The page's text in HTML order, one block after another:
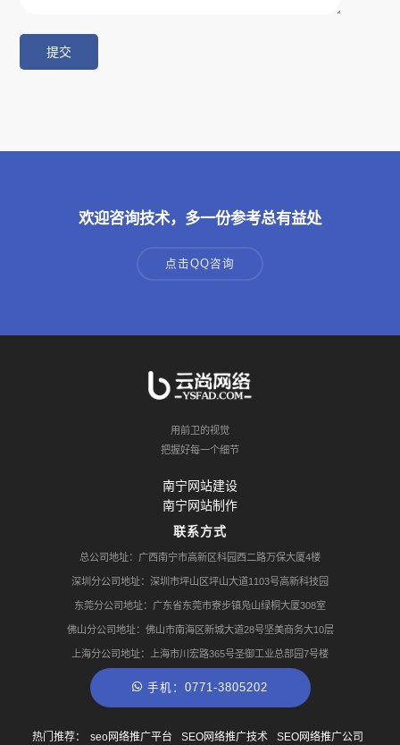
欢迎咨询技术，多一份参考总有益处
点击QQ咨询
用前卫的视觉
把握好每一个细节
南宁网站建设
南宁网站制作
联系方式
总公司地址：广西南宁市高新区科园西二路万保大厦4楼
深圳分公司地址：深圳市坪山区坪山大道1103号高新科技园
东莞分公司地址：广东省东莞市寮步镇凫山绿桐大厦308室
佛山分公司地址：佛山市南海区新城大道28号坚美商务大10层
上海分公司地址：上海市川宏路365号圣御工业总部园7号楼
手机：0771-3805202
热门推荐： seo网络推广平台 SEO网络推广技术
SEO网络推广公司